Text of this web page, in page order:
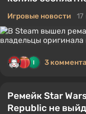
Игровые новости
3
Ремейк Star
Republic не